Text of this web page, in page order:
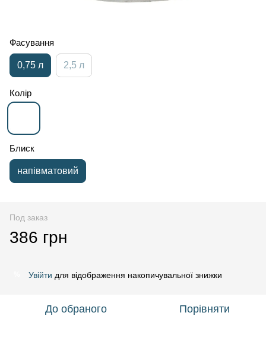
Фасування
0,75 л 2,5 л
Колір
Блиск
напівматовий
Под заказ
386 грн
Увійти для відображення накопичувальної знижки
До обраного Порівняти